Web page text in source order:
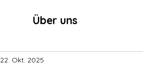
Über uns
22. Okt. 2025